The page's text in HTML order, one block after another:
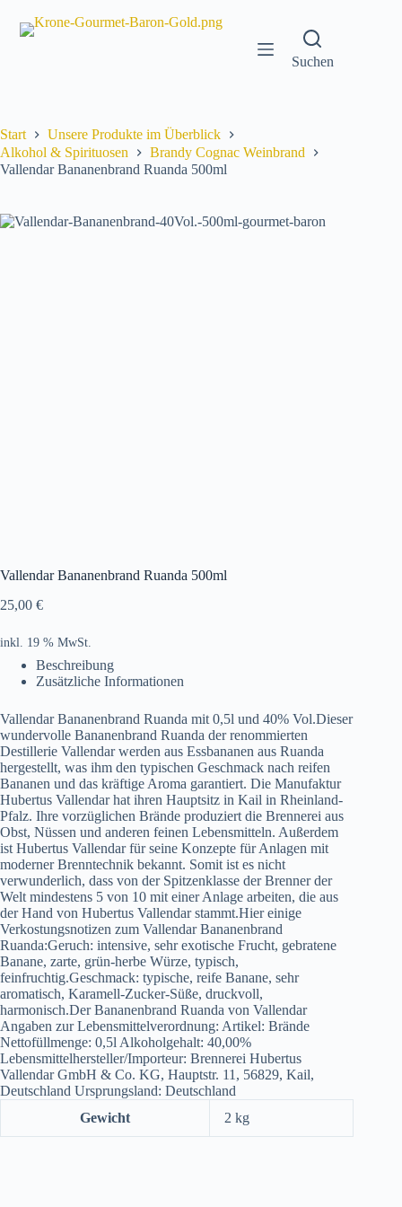
Inhalt
springen
Suchen
Start
Unsere Produkte im Überblick
Alkohol & Spirituosen
Brandy Cognac Weinbrand
Vallendar Bananenbrand Ruanda 500ml
Vallendar Bananenbrand Ruanda 500ml
25,00 €
inkl. 19 % MwSt.
Beschreibung
Zusätzliche Informationen
Vallendar Bananenbrand Ruanda mit 0,5l und 40% Vol.Dieser
wundervolle Bananenbrand Ruanda der renommierten
Destillerie Vallendar werden aus Essbananen aus Ruanda
hergestellt, was ihm den typischen Geschmack nach reifen
Bananen und das kräftige Aroma garantiert. Die Manufaktur
Hubertus Vallendar hat ihren Hauptsitz in Kail in Rheinland-
Pfalz. Ihre vorzüglichen Brände produziert die Brennerei aus
Obst, Nüssen und anderen feinen Lebensmitteln. Außerdem
ist Hubertus Vallendar für seine Konzepte für Anlagen mit
moderner Brenntechnik bekannt. Somit ist es nicht
verwunderlich, dass von der Spitzenklasse der Brenner der
Welt mindestens 5 von 10 mit einer Anlage arbeiten, die aus
der Hand von Hubertus Vallendar stammt.Hier einige
Verkostungsnotizen zum Vallendar Bananenbrand
Ruanda:Geruch: intensive, sehr exotische Frucht, gebratene
Banane, zarte, grün-herbe Würze, typisch,
feinfruchtig.Geschmack: typische, reife Banane, sehr
aromatisch, Karamell-Zucker-Süße, druckvoll,
harmonisch.Der Bananenbrand Ruanda von Vallendar
Angaben zur Lebensmittelverordnung: Artikel: Brände
Nettofüllmenge: 0,5l Alkoholgehalt: 40,00%
Lebensmittelhersteller/Importeur: Brennerei Hubertus
Vallendar GmbH & Co. KG, Hauptstr. 11, 56829, Kail,
Deutschland Ursprungsland: Deutschland
Gewicht
2 kg